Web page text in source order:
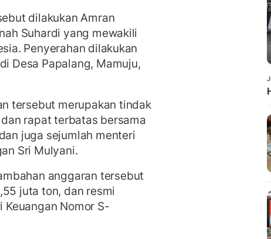
dilakukan Amran
Suhardi yang mewakili
Penyerahan dilakukan
Desa Papalang, Mamuju,
tersebut merupakan tindak
rapat terbatas bersama
juga sejumlah menteri
Sri Mulyani.
anggaran tersebut
juta ton, dan resmi
Nomor S-